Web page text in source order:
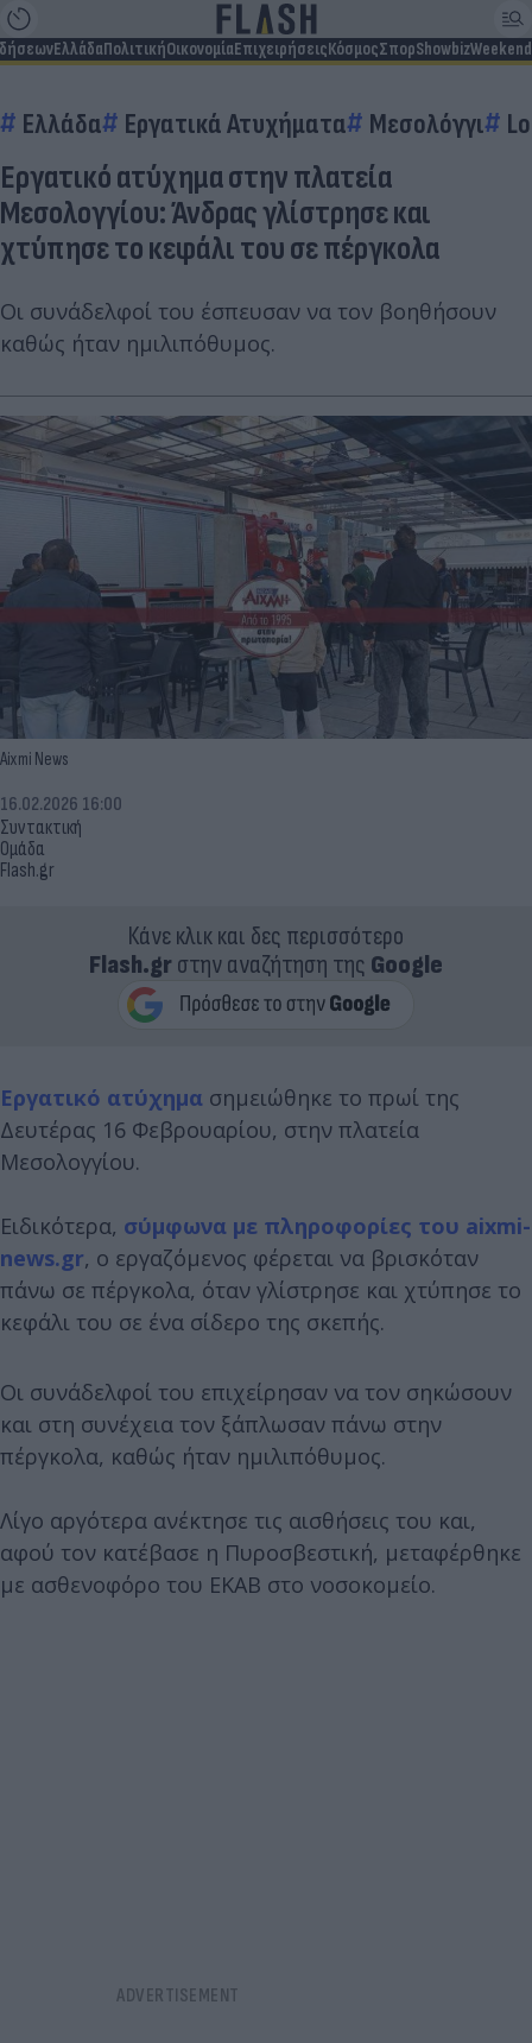
ΕλλάδαΠολιτικήΟικονομίαΕπιχειρήσειςΚόσμοςΣπορShowbizWeekend
Ελλάδα Εργατικά Ατυχήματα Μεσολόγγι
Εργατικό ατύχημα στην πλατεία
Μεσολογγίου: Άνδρας γλίστρησε και
χτύπησε το κεφάλι του σε πέργκολα
Οι συνάδελφοί του έσπευσαν να τον βοηθήσουν
καθώς ήταν ημιλιπόθυμος.
Aixmi News
Συντακτική
Ομάδα
Flash.gr
16.02.2026 16:00
Κάνε κλικ και δες περισσότερο
Flash.grστην αναζήτηση της Google
Εργατικό ατύχημα σημειώθηκε το πρωί της
Δευτέρας 16 Φεβρουαρίου, στην πλατεία
Μεσολογγίου.
Ειδικότερα, σύμφωνα με πληροφορίες του aixmi-
news.gr, ο εργαζόμενος φέρεται να βρισκόταν
πάνω σε πέργκολα, όταν γλίστρησε και χτύπησε το
κεφάλι του σε ένα σίδερο της σκεπής.
Οι συνάδελφοί του επιχείρησαν να τον σηκώσουν
και στη συνέχεια τον ξάπλωσαν πάνω στην
πέργκολα, καθώς ήταν ημιλιπόθυμος.
Λίγο αργότερα ανέκτησε τις αισθήσεις του και,
αφού τον κατέβασε η Πυροσβεστική, μεταφέρθηκε
με ασθενοφόρο του ΕΚΑΒ στο νοσοκομείο.